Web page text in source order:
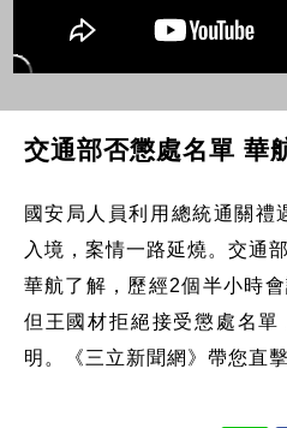
交通部否懲處名單 華
國安局人員利用總統通關禮
入境，案情一路延燒。交通
華航了解，歷經2個半小時
但王國材拒絕接受懲處名
明。《三立新聞網》帶您直擊